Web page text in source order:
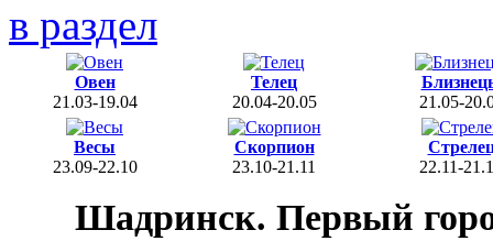
в раздел
Овен
21.03-19.04
Телец
20.04-20.05
21.05-
Весы
23.09-22.10
Скорпион
23.10-21.11
22.11-
Шадринск. Первый